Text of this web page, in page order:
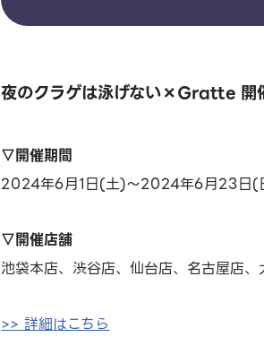
夜のクラゲは泳げない×Gratte 開
▽開催期間
2024年6月1日(土)～2024年6月23日(
▽開催店舗
池袋本店、渋谷店、仙台店、名古屋店、
>> 詳細はこちら